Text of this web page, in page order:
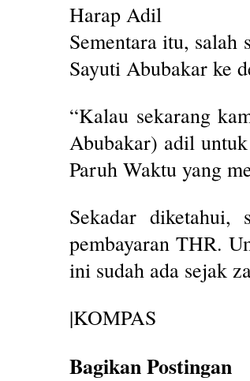
Harap Adil
Sementara itu, salah
Sayuti Abubakar ke
“Kalau sekarang
Abubakar) adil
Paruh Waktu yang
Sekadar
pembayaran THR.
ini sudah ada sejak
|KOMPAS
Bagikan Postingan